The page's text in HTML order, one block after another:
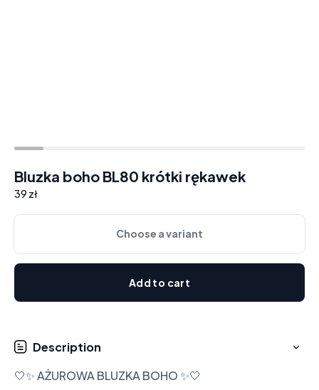
Bluzka boho BL80 krótki rękawek
39 zł
Choose a variant
Add to cart
Description
🤍✨ AŻUROWA BLUZKA BOHO ✨🤍